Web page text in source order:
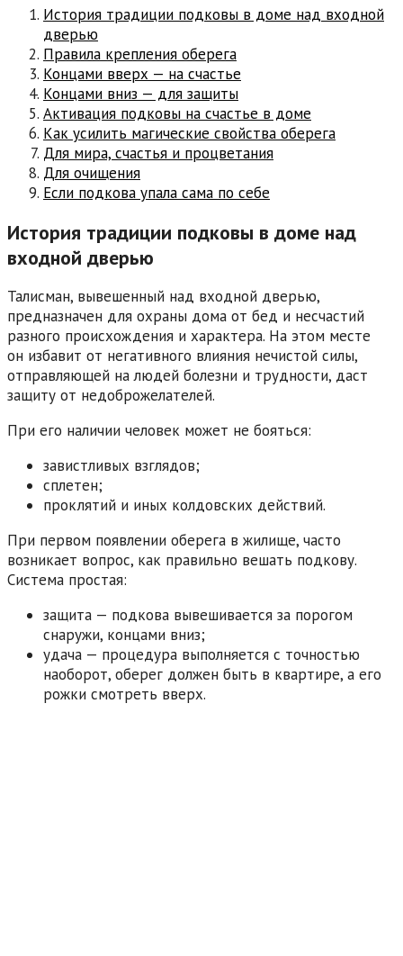
История традиции подковы в доме над входной
дверью
Правила крепления оберега
Концами вверх — на счастье
Концами вниз — для защиты
Активация подковы на счастье в доме
Как усилить магические свойства оберега
Для мира, счастья и процветания
Для очищения
Если подкова упала сама по себе
История традиции подковы в доме над
входной дверью
Талисман, вывешенный над входной дверью,
предназначен для охраны дома от бед и несчастий
разного происхождения и характера. На этом месте
он избавит от негативного влияния нечистой силы,
отправляющей на людей болезни и трудности, даст
защиту от недоброжелателей.
При его наличии человек может не бояться:
завистливых взглядов;
сплетен;
проклятий и иных колдовских действий.
При первом появлении оберега в жилище, часто
возникает вопрос, как правильно вешать подкову.
Система простая:
защита — подкова вывешивается за порогом
снаружи, концами вниз;
удача — процедура выполняется с точностью
наоборот, оберег должен быть в квартире, а его
рожки смотреть вверх.